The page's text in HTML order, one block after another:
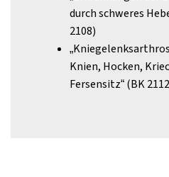
durch schweres
2108)
Knien, Hocken,
Fersensitz“ (BK